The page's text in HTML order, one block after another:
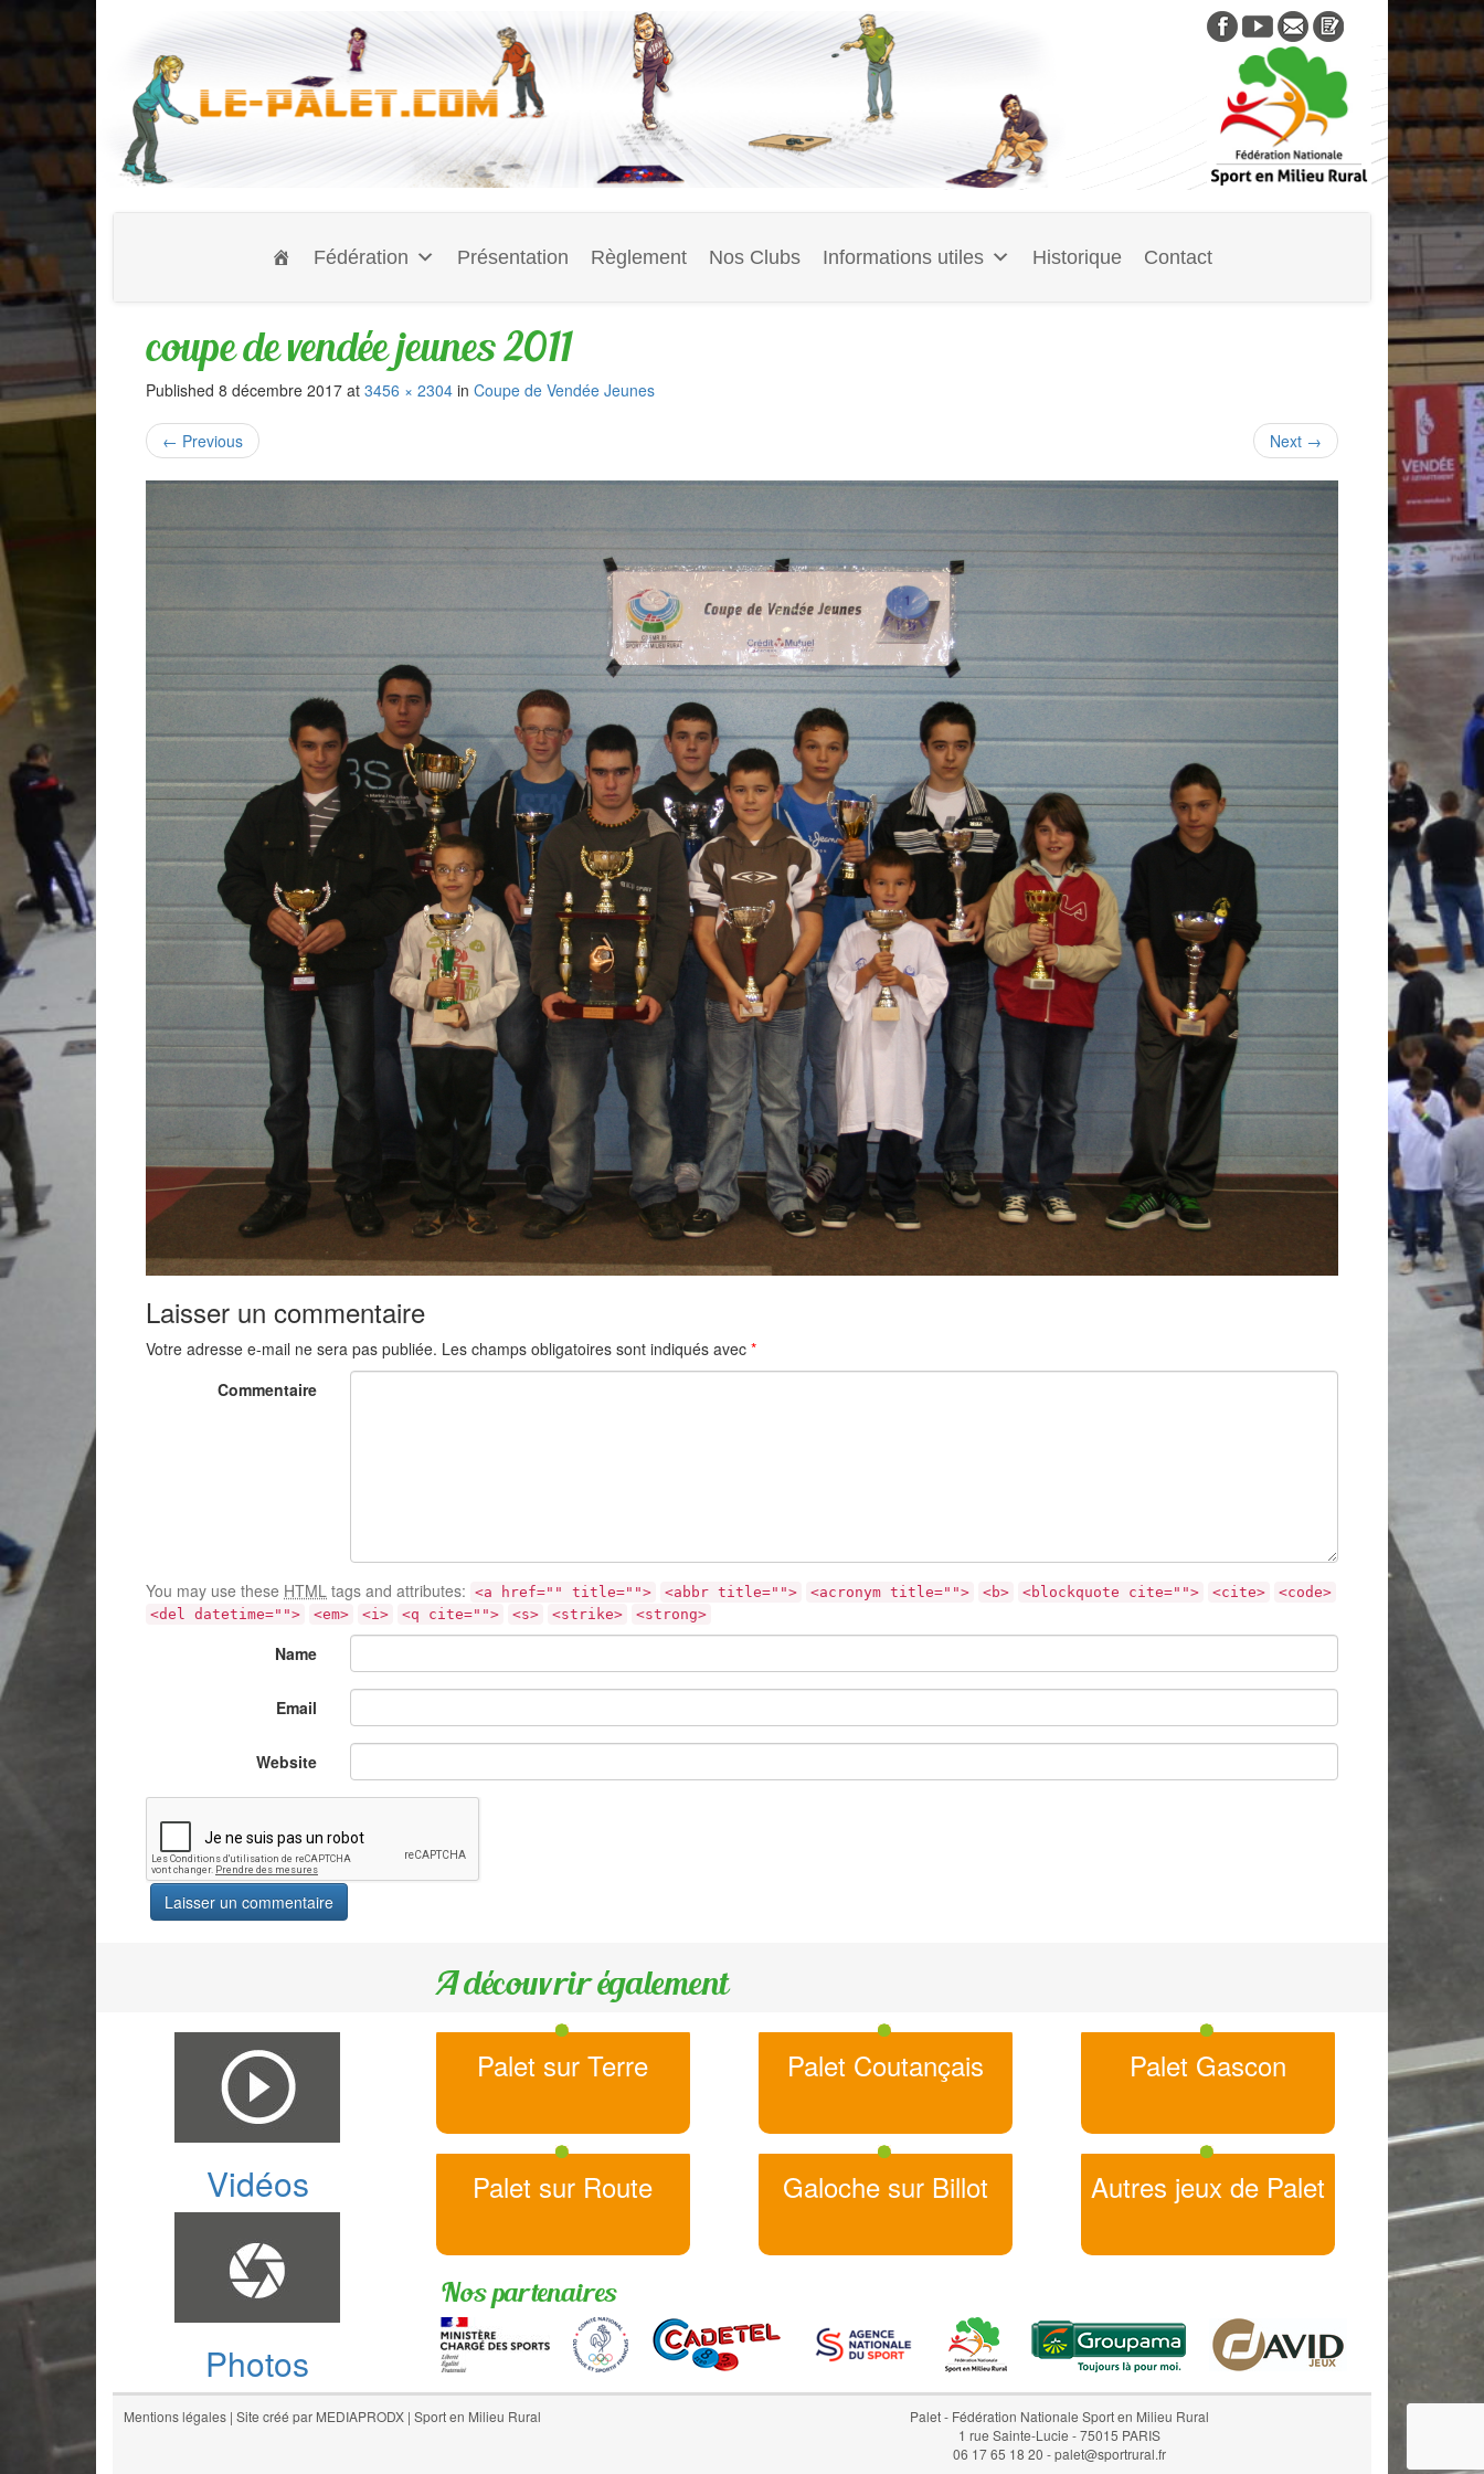
Fédération Présentation Règlement Nos Clubs Informations utiles Historique Contact
coupe de vendée jeunes 2011
Published 8 décembre 2017 at 3456 × 2304 in Coupe de Vendée Jeunes
← Previous Next →
Laisser un commentaire
Votre adresse e-mail ne sera pas publiée. Les champs obligatoires sont indiqués avec *
Commentaire
You may use these HTML tags and attributes: <a href="" title=""> <abbr title=""> <acronym title=""> <b> <blockquote cite=""> <cite>
<code>
<del datetime="">
<em> <i> <q cite=""> <s> <strike> <strong>
Name
Email
Website
A découvrir également
Vidéos
Photos
Palet sur Terre
Palet sur Route
Palet Coutançais
Galoche sur Billot
Palet Gascon
Autres jeux de Palet
Nos partenaires
Mentions légales | Site créé par MEDIAPRODX | Sport en Milieu Rural
Palet - Fédération Nationale Sport en Milieu Rural
1 rue Sainte-Lucie - 75015 PARIS
06 17 65 18 20 - palet@sportrural.fr